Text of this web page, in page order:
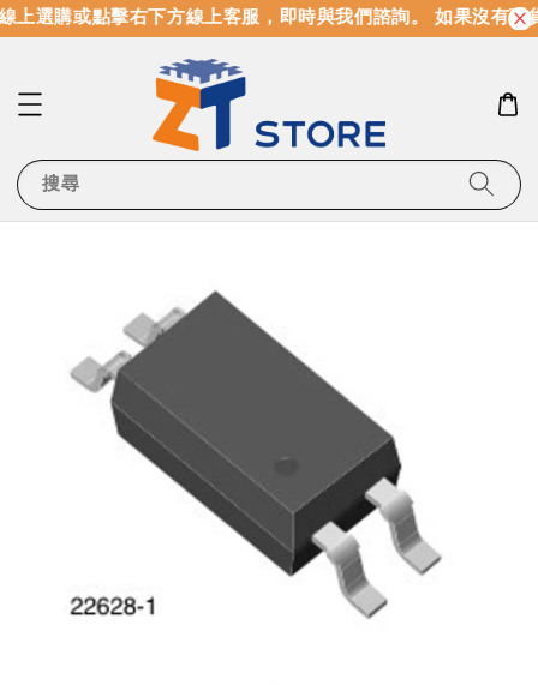
選購或點擊右下方線上客服，即時與我們諮詢。 如果沒有現
搜尋